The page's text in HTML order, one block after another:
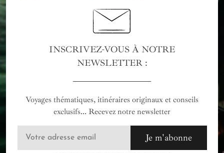
INSCRIVEZ-VOUS À NOTRE
NEWSLETTER :
Voyages thématiques, itinéraires originaux et conseils
exclusifs... Recevez notre newsletter
Je m'abonne